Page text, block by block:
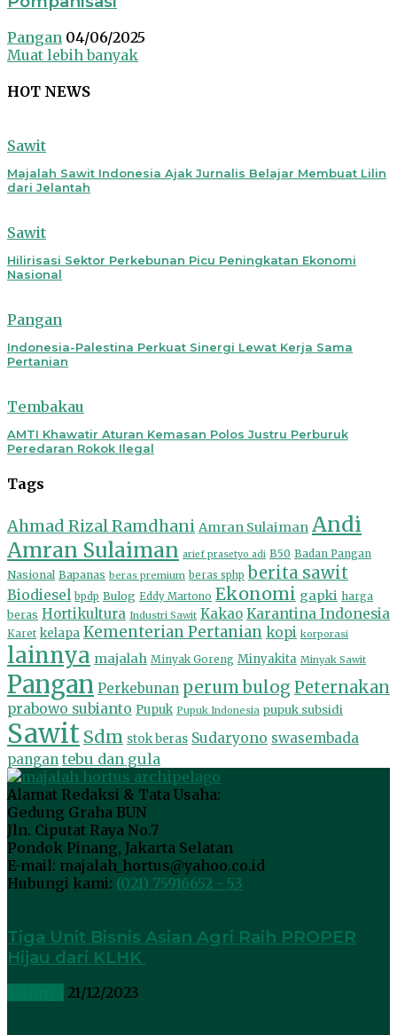
Pangan 04/06/2025
Muat lebih banyak
HOT NEWS
Sawit
Majalah Sawit Indonesia Ajak Jurnalis Belajar Membuat Lilin
dari Jelantah
Sawit
Hilirisasi Sektor Perkebunan Picu Peningkatan Ekonomi
Nasional
Pangan
Indonesia-Palestina Perkuat Sinergi Lewat Kerja Sama
Pertanian
Tembakau
AMTI Khawatir Aturan Kemasan Polos Justru Perburuk
Peredaran Rokok Ilegal
Tags
Ahmad Rizal Ramdhani Amran Sulaiman Andi
Amran Sulaiman arief prasetyo adi B50 Badan Pangan
Nasional Bapanas beras premium beras sphp berita sawit
Biodiesel bpdp Bulog Eddy Martono Ekonomi gapki harga
beras Hortikultura Industri Sawit Kakao Karantina Indonesia
Karet kelapa Kementerian Pertanian kopi korporasi
lainnya majalah Minyak Goreng Minyakita Minyak Sawit
Pangan Perkebunan perum bulog Peternakan
prabowo subianto Pupuk Pupuk Indonesia pupuk subsidi
Sawit Sdm stok beras Sudaryono swasembada
pangan tebu dan gula
Alamat Redaksi & Tata Usaha:
Gedung Graha BUN
Jln. Ciputat Raya No.7
Pondok Pinang, Jakarta Selatan
E-mail: majalah_hortus@yahoo.co.id
Hubungi kami: (021) 75916652 - 53
Tiga Unit Bisnis Asian Agri Raih PROPER
Hijau dari KLHK
21/12/2023